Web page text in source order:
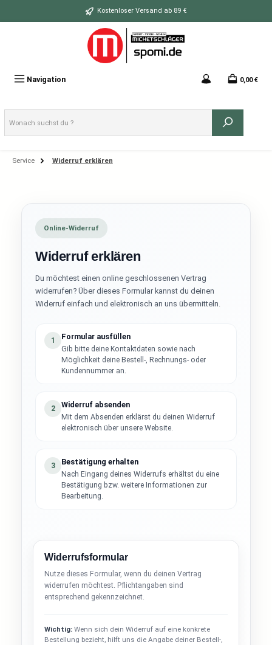
Zum Hauptinhalt springen Kostenloser Versand ab 89 €
Navigation 0,00 €
Service Widerruf erklären
Online-Widerruf
Widerruf erklären
Du möchtest einen online geschlossenen Vertrag
widerrufen? Über dieses Formular kannst du deinen
Widerruf einfach und elektronisch an uns übermitteln.
1 Formular ausfüllen
Gib bitte deine Kontaktdaten sowie nach
Möglichkeit deine Bestell-, Rechnungs- oder
Kundennummer an.
2 Widerruf absenden
Mit dem Absenden erklärst du deinen Widerruf
elektronisch über unsere Website.
3 Bestätigung erhalten
Nach Eingang deines Widerrufs erhältst du eine
Bestätigung bzw. weitere Informationen zur
Bearbeitung.
Widerrufsformular
Nutze dieses Formular, wenn du deinen Vertrag
widerrufen möchtest. Pflichtangaben sind
entsprechend gekennzeichnet.
Wichtig: Wenn sich dein Widerruf auf eine konkrete
Bestellung bezieht, hilft uns die Angabe deiner Bestell-,